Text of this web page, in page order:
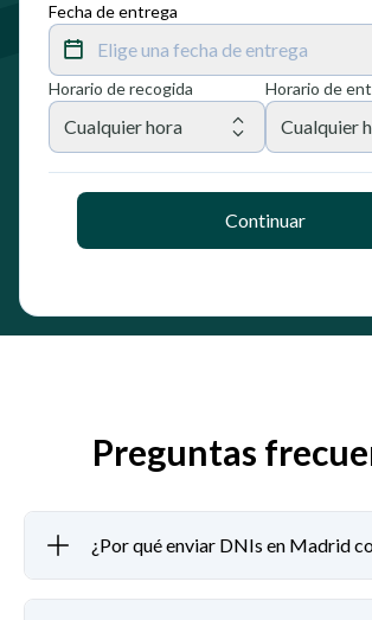
Fecha de entrega
Elige una fecha de entrega
Horario de recogida
Cualquier hora
Horario de
Cualquier
Continuar
Preguntas
¿Por qué enviar DNIs en Madrid